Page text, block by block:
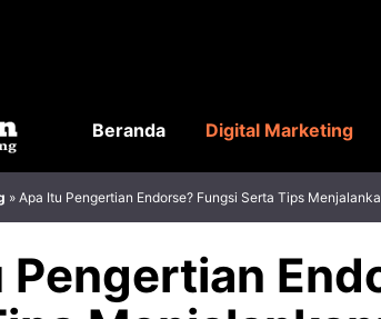
Beranda Digital Marketing
» Apa Itu Pengertian Endorse? Fungsi Serta Tips
Pengertian